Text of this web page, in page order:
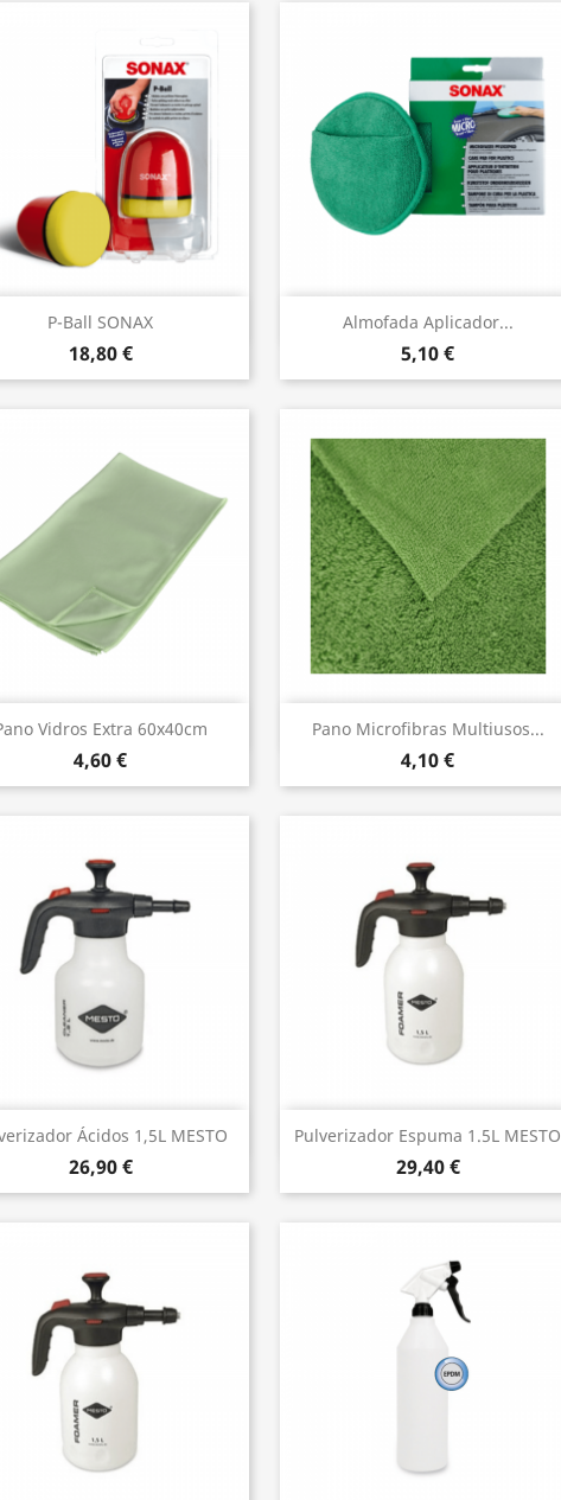
P-Ball SONAX
18,80 €
Vista rápida Almofada Aplicador...
5,10 €
Vista rápida
Vidros Extra 60x40cm
4,60 €
Vista rápida Pano Microfibras Multiusos...
4,10 €
Vista rápida
Ácidos 1,5L MESTO
26,90 €
Vista rápida Pulverizador Espuma 1.5L MESTO
29,40 €
Vista rápida